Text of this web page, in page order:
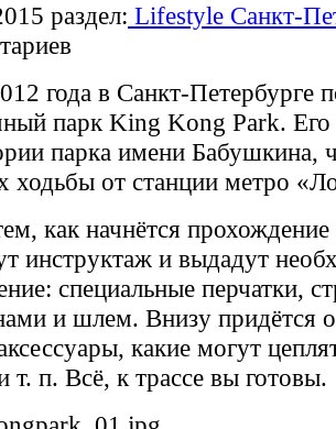
раздел: Lifestyle Санкт-
года в Санкт-Петербурге
парк King Kong Park.
парка имени Бабушкина,
ходьбы от станции метро
как начнётся прохождение
инструктаж и выдадут
специальные перчатки,
и шлем. Внизу придётся
какие могут
т. п. Всё, к трассе вы готовы.